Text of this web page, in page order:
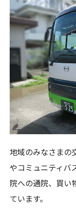
地域のみなさまの
やコミュニティバ
院への通院、買い
ています。